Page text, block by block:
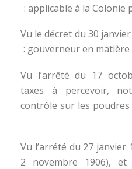
applicable à la Colonie
Vu le décret du 30
gouverneur en matière
Vu l’arrêté du 17
taxes à percevoir,
contrôle sur les
Vu l’arrété du 27 janvier
2 novembre 1906),